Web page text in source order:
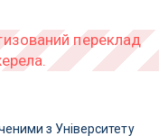
з Університету